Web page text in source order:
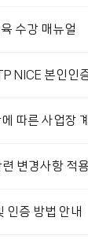
수강 매뉴얼
NICE 본인인
따른 사업장
변경사항 적
인증 방법 안내